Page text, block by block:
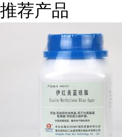
推荐产品